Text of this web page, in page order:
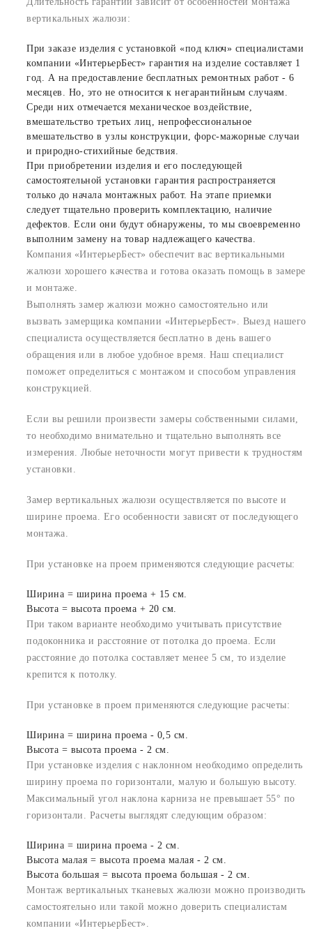
вертикальных жалюзи:
При заказе изделия с установкой «под ключ» специалистами
компании «ИнтерьерБест» гарантия на изделие составляет 1
год. А на предоставление бесплатных ремонтных работ - 6
месяцев. Но, это не относится к негарантийным случаям.
Среди них отмечается механическое воздействие,
вмешательство третьих лиц, непрофессиональное
вмешательство в узлы конструкции, форс-мажорные случаи
и природно-стихийные бедствия.
При приобретении изделия и его последующей
самостоятельной установки гарантия распространяется
только до начала монтажных работ. На этапе приемки
следует тщательно проверить комплектацию, наличие
дефектов. Если они будут обнаружены, то мы своевременно
выполним замену на товар надлежащего качества.
Компания «ИнтерьерБест» обеспечит вас вертикальными
жалюзи хорошего качества и готова оказать помощь в замере
и монтаже.
Выполнять замер жалюзи можно самостоятельно или
вызвать замерщика компании «ИнтерьерБест». Выезд нашего
специалиста осуществляется бесплатно в день вашего
обращения или в любое удобное время. Наш специалист
поможет определиться с монтажом и способом управления
конструкцией.
Если вы решили произвести замеры собственными силами,
то необходимо внимательно и тщательно выполнять все
измерения. Любые неточности могут привести к трудностям
установки.
Замер вертикальных жалюзи осуществляется по высоте и
ширине проема. Его особенности зависят от последующего
монтажа.
При установке на проем применяются следующие расчеты:
Ширина = ширина проема + 15 см.
Высота = высота проема + 20 см.
При таком варианте необходимо учитывать присутствие
подоконника и расстояние от потолка до проема. Если
расстояние до потолка составляет менее 5 см, то изделие
крепится к потолку.
При установке в проем применяются следующие расчеты:
Ширина = ширина проема - 0,5 см.
Высота = высота проема - 2 см.
При установке изделия с наклонном необходимо определить
ширину проема по горизонтали, малую и большую высоту.
Максимальный угол наклона карниза не превышает 55° по
горизонтали. Расчеты выглядят следующим образом:
Ширина = ширина проема - 2 см.
Высота малая = высота проема малая - 2 см.
Высота большая = высота проема большая - 2 см.
Монтаж вертикальных тканевых жалюзи можно производить
самостоятельно или такой можно доверить специалистам
компании «ИнтерьерБест».